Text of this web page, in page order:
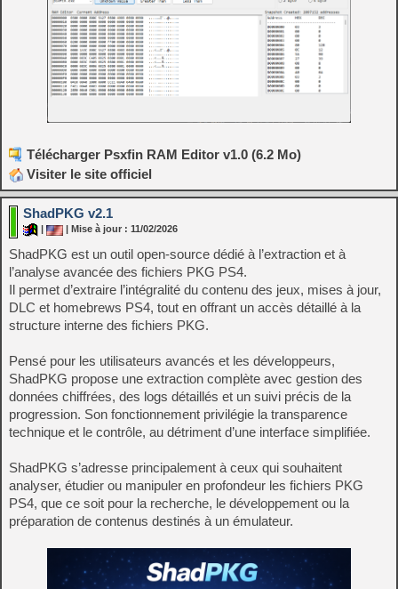
Télécharger Psxfin RAM Editor v1.0 (6.2 Mo)
Visiter le site officiel
ShadPKG v2.1
| Mise à jour : 11/02/2026
ShadPKG est un outil open-source dédié à l’extraction et à
l’analyse avancée des fichiers PKG PS4.
Il permet d’extraire l’intégralité du contenu des jeux, mises à jour,
DLC et homebrews PS4, tout en offrant un accès détaillé à la
structure interne des fichiers PKG.
Pensé pour les utilisateurs avancés et les développeurs,
ShadPKG propose une extraction complète avec gestion des
données chiffrées, des logs détaillés et un suivi précis de la
progression. Son fonctionnement privilégie la transparence
technique et le contrôle, au détriment d’une interface simplifiée.
ShadPKG s’adresse principalement à ceux qui souhaitent
analyser, étudier ou manipuler en profondeur les fichiers PKG
PS4, que ce soit pour la recherche, le développement ou la
préparation de contenus destinés à un émulateur.